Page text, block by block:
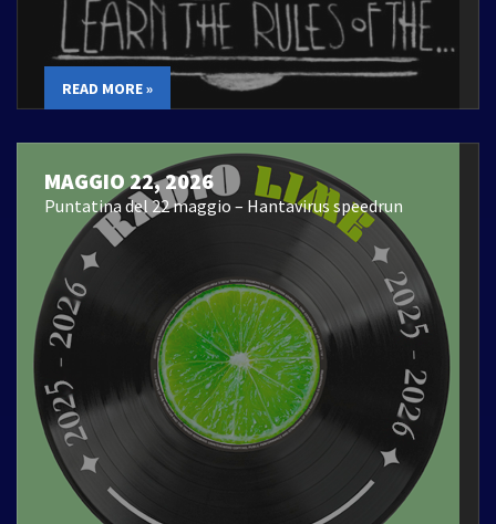
READ MORE »
MAGGIO 22, 2026
Puntatina del 22 maggio – Hantavirus speedrun